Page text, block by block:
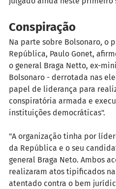
Conspiração
Na parte sobre Bolsonaro, o
República, Paulo Gonet,
o general Braga Netto, ex-
Bolsonaro - derrotada nas
papel de liderança para
conspiratória armada e
instituições democráticas".
"A organização tinha por
da República e o seu
general Braga Neto. Ambos
realizaram atos tipificados
atentado contra o bem